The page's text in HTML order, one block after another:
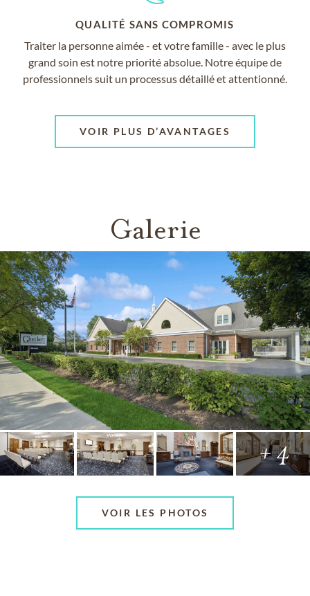
QUALITÉ SANS COMPROMIS
Traiter la personne aimée - et votre famille - avec le plus
grand soin est notre priorité absolue. Notre équipe de
professionnels suit un processus détaillé et attentionné.
VOIR PLUS D’AVANTAGES
Galerie
+ 4
VOIR LES PHOTOS